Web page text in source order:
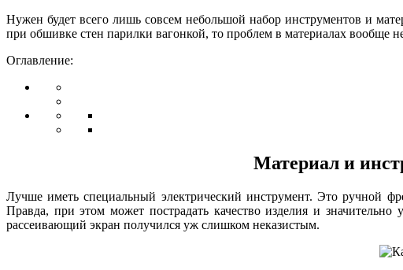
Нужен будет всего лишь совсем небольшой набор инструментов и
при обшивке стен парилки вагонкой, то проблем в материалах вообще
Оглавление:
Материал и
Лучше иметь специальный электрический инструмент. Это ручной
Правда, при этом может пострадать качество изделия и
рассеивающий экран получился уж слишком неказистым.